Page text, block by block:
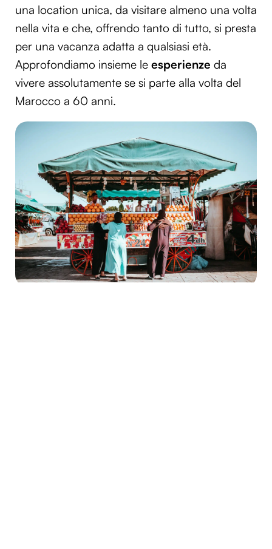
una location unica, da visitare almeno una volta
nella vita e che, offrendo tanto di tutto, si presta
per una vacanza adatta a qualsiasi età.
Approfondiamo insieme le esperienze da
vivere assolutamente se si parte alla volta del
Marocco a 60 anni.